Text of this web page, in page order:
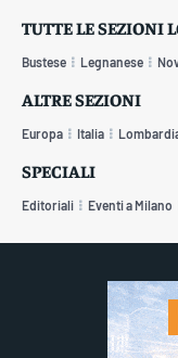
TUTTE LE SEZIONI
Bustese Legnanese
ALTRE SEZIONI
Europa Italia
SPECIALI
Editoriali Eventi a Milano